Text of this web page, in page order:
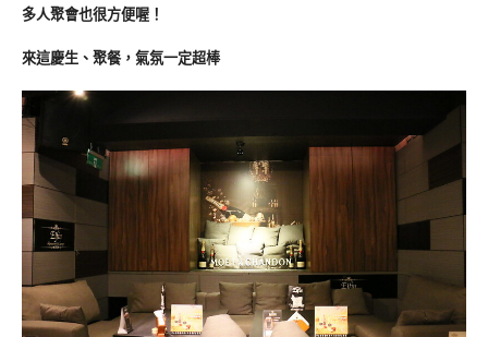
多人聚會也很方便喔！
來這慶生、聚餐，氣氛一定超棒